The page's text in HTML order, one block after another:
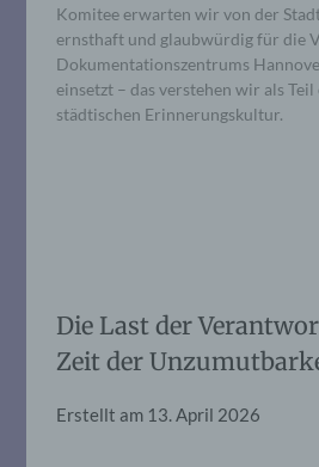
Komitee erwarten wir von der
ernsthaft und glaubwürdig für die
Dokumentationszentrums
einsetzt – das verstehen wir als
städtischen Erinnerungskultur.
Die Last der
Zeit der
Erstellt am 13. April 2026